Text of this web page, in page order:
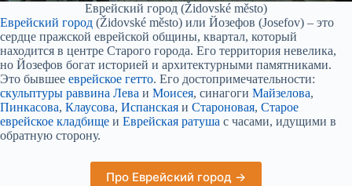
Еврейский город (Židovské město)
Еврейский город (Židovské město) или Йозефов (Josefov) – это
сердце пражской еврейской общины, квартал, который
находится в центре Старого города. Его территория невелика,
но Йозефов богат историей и архитектурными памятниками.
Это бывшее еврейское гетто. Его достопримечательности:
скульптуры раввина Лева и Моисея, синагоги Майзелова,
Пинкасова, Клаусова, Испанская и Староновая, Старое
еврейское кладбище и Еврейская ратуша с часами, идущими в
обратную сторону.
Про Еврейский город →